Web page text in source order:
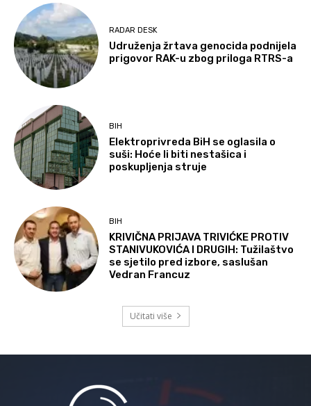
RADAR DESK
Udruženja žrtava genocida podnijela
prigovor RAK-u zbog priloga RTRS-a
BIH
Elektroprivreda BiH se oglasila o
suši: Hoće li biti nestašica i
poskupljenja struje
BIH
KRIVIČNA PRIJAVA TRIVIĆKE PROTIV
STANIVUKOVIĆA I DRUGIH: Tužilaštvo
se sjetilo pred izbore, saslušan
Vedran Francuz
Učitati više